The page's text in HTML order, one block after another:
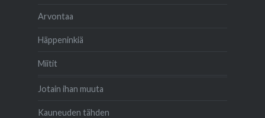
Arvontaa
Häppeninkiä
Miitit
Jotain ihan muuta
Kauneuden tähden